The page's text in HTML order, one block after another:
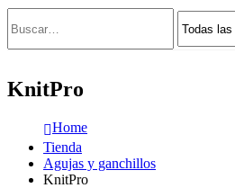
KnitPro
Home
Tienda
Agujas y ganchillos
KnitPro